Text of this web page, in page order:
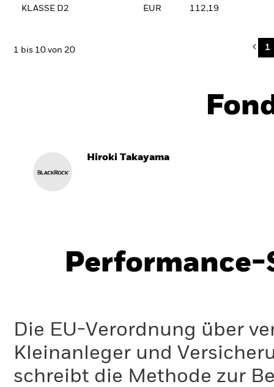
KLASSE D2 EUR 112,19
1 bis 10 von 20 1
Hiroki Takayama
Performance-
Die EU-Verordnung über
Kleinanleger und
schreibt die Methode zur